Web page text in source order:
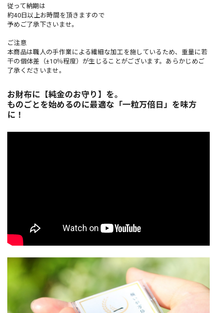
従って納期は
約40日以上お時間を頂きますので
予めご了承下さいませ。
ご注意
本商品は職人の手作業による繊細な加工を施しているため、重量に若
干の個体差（±10％程度）が生じることがございます。あらかじめご
了承くださいませ。
お財布に【純金のお守り】を。
ものごとを始めるのに最適な「一粒万倍日」を味方
に！